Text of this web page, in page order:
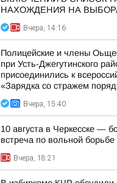
НАХОЖДЕНИЯ НА
Вчера, 14:16
Полицейские и члены
при Усть-Джегутинского
присоединились к
«Зарядка со стражем
Вчера, 15:40
10 августа в Черкесске —
встреча по вольной борьбе
Вчера, 18:21